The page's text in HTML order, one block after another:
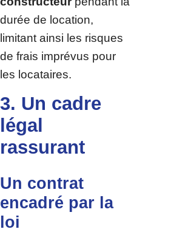
durée de location,
limitant ainsi les risques
de frais imprévus pour
les locataires.
3. Un cadre
légal
rassurant
Un contrat
encadré par la
loi